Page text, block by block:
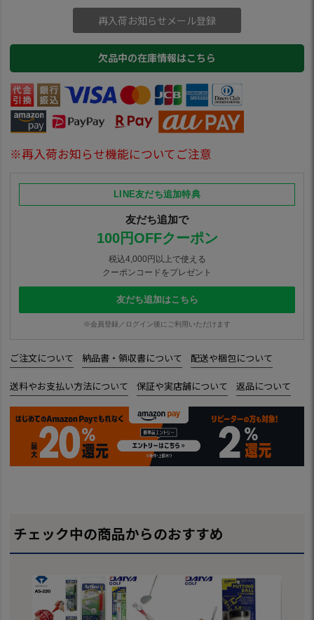
再入荷お知らせメール登録
欠品中の在庫情報はこちら
※再入荷お知らせ機能についてご注意
LINE友だち追加特典
友だち追加で
100円OFFクーポン
税込4,000円以上で使える
クーポンコードをプレゼント
友だち追加はこちら
※会員登録／ログイン後にご利用いただけます
ご注文について 納品書・領収書について 配送や梱包について
送料やお支払い方法について 保証や実店舗について 返品について
チェック中の商品からのおすすめ